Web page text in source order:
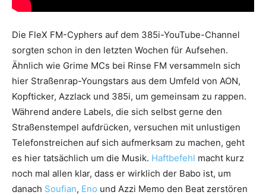
Die FleX FM-Cyphers auf dem 385i-YouTube-Channel
sorgten schon in den letzten Wochen für Aufsehen.
Ähnlich wie Grime MCs bei Rinse FM versammeln sich
hier Straßenrap-Youngstars aus dem Umfeld von AON,
Kopfticker, Azzlack und 385i, um gemeinsam zu rappen.
Während andere Labels, die sich selbst gerne den
Straßenstempel aufdrücken, versuchen mit unlustigen
Telefonstreichen auf sich aufmerksam zu machen, geht
es hier tatsächlich um die Musik. Haftbefehl macht kurz
noch mal allen klar, dass er wirklich der Babo ist, um
danach Soufian, Eno und Azzi Memo den Beat zerstören